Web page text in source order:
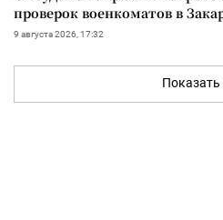
проверок военкоматов в
9 августа 2026, 17:32